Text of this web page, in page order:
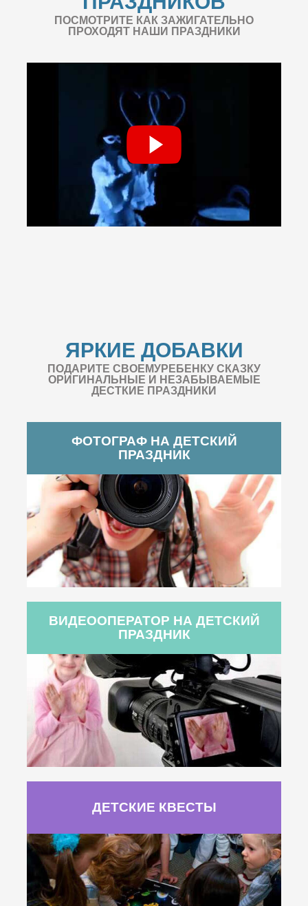
ПОСМОТРИТЕ КАК ЗАЖИГАТЕЛЬНО
ПРОХОДЯТ НАШИ ПРАЗДНИКИ
ЯРКИЕ ДОБАВКИ
ПОДАРИТЕ СВОЕМУРЕБЕНКУ СКАЗКУ
ОРИГИНАЛЬНЫЕ И НЕЗАБЫВАЕМЫЕ
ДЕСТКИЕ ПРАЗДНИКИ
ФОТОГРАФ НА ДЕТСКИЙ
ПРАЗДНИК
ВИДЕООПЕРАТОР НА ДЕТСКИЙ
ПРАЗДНИК
ДЕТСКИЕ КВЕСТЫ